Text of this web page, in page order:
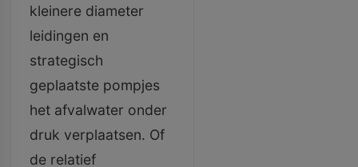
kleinere diameter
leidingen en
strategisch
geplaatste pompjes
het afvalwater onder
druk verplaatsen. Of
de relatief